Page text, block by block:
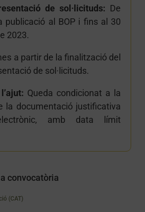
de sol·licituds: De
publicació al BOP i fins al 30
2023.
a partir de la finalització del
de sol·licituds.
Queda condicionat a la
la documentació justificativa
amb data límit
convocatòria
(CAT)